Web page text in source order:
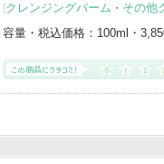
[クレンジングバーム ・ その他
容量・税込価格： 100ml・